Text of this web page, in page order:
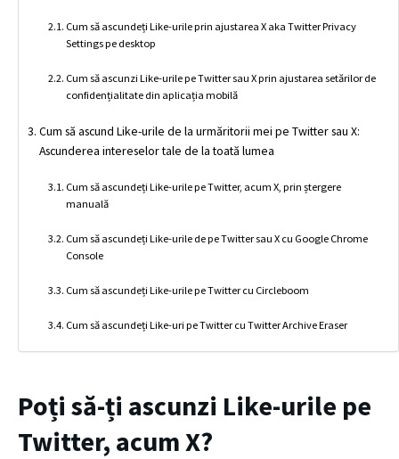
Cum să ascundeți Like-urile prin ajustarea X aka Twitter Privacy
Settings pe desktop
Cum să ascunzi Like-urile pe Twitter sau X prin ajustarea setărilor de
confidențialitate din aplicația mobilă
Cum să ascund Like-urile de la urmăritorii mei pe Twitter sau X:
Ascunderea intereselor tale de la toată lumea
Cum să ascundeți Like-urile pe Twitter, acum X, prin ștergere
manuală
Cum să ascundeți Like-urile de pe Twitter sau X cu Google Chrome
Console
Cum să ascundeți Like-urile pe Twitter cu Circleboom
Cum să ascundeți Like-uri pe Twitter cu Twitter Archive Eraser
Poți să-ți ascunzi Like-urile pe
Twitter, acum X?